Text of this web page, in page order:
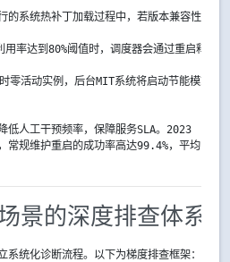
的系统热补丁加载过程中，若版本兼容性检测
用率达到80%阈值时，调度器会通过重启释放
零活动实例，后台MIT系统将启动节能模式进
低人工干预频率，保障服务SLA。2023
常规维护重启的成功率高达99.4%，平均
景的深度排查体系
系统化诊断流程。以下为梯度排查框架：